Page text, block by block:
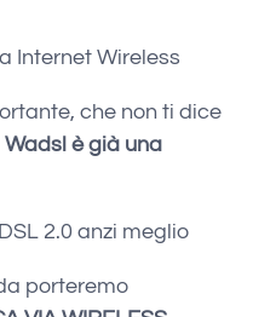
Internet Wireless
che non ti dice
Wadsl è già una
2.0 anzi meglio
porteremo